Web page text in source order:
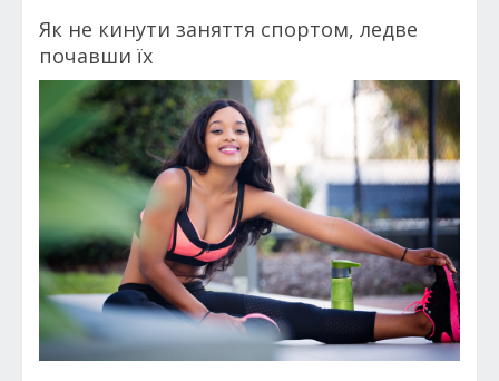
Як не кинути заняття спортом, ледве
почавши їх